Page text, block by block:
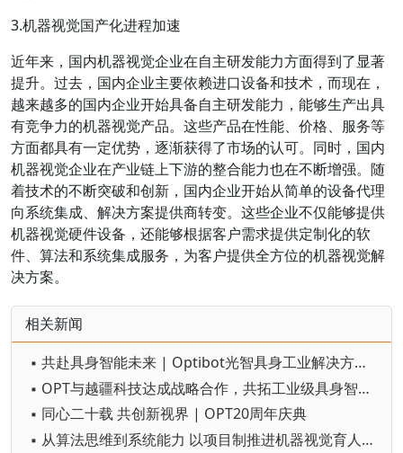
3.机器视觉国产化进程加速
近年来，国内机器视觉企业在自主研发能力方面得到了显著
提升。过去，国内企业主要依赖进口设备和技术，而现在，
越来越多的国内企业开始具备自主研发能力，能够生产出具
有竞争力的机器视觉产品。这些产品在性能、价格、服务等
方面都具有一定优势，逐渐获得了市场的认可。同时，国内
机器视觉企业在产业链上下游的整合能力也在不断增强。随
着技术的不断突破和创新，国内企业开始从简单的设备代理
向系统集成、解决方案提供商转变。这些企业不仅能够提供
机器视觉硬件设备，还能够根据客户需求提供定制化的软
件、算法和系统集成服务，为客户提供全方位的机器视觉解
决方案。
相关新闻
▪ 共赴具身智能未来 | Optibot光智具身工业解决方案全新发布
▪ OPT与越疆科技达成战略合作，共拓工业级具身智造新蓝海
▪ 同心二十载 共创新视界 | OPT20周年庆典
▪ 从算法思维到系统能力 以项目制推进机器视觉育人实践